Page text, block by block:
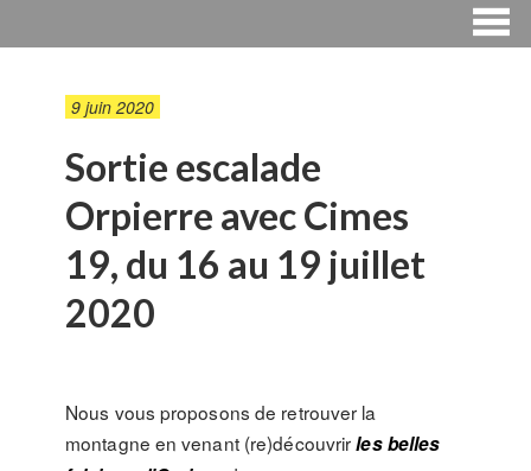
9 juin 2020
Sortie escalade
Orpierre avec Cimes
19, du 16 au 19 juillet
2020
Nous vous proposons de retrouver la
montagne en venant (re)découvrirles belles